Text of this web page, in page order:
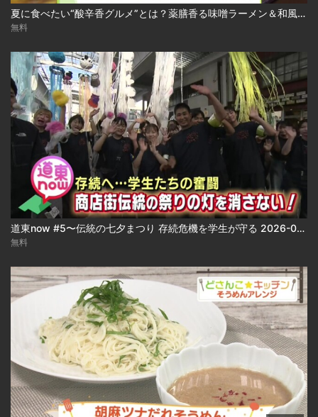
夏に食べたい“酸辛香グルメ”とは？薬膳香る味噌ラーメン＆和風冷やしスープカレー 2026-08-04
無料
道東now #5〜伝統の七夕まつり 存続危機を学生が守る 2026-08-04
無料